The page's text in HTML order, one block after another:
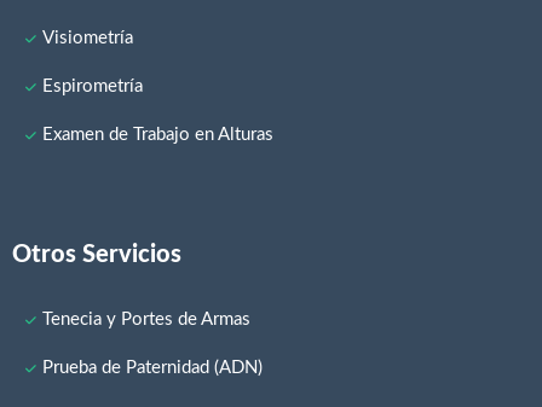
Visiometría
Espirometría
Examen de Trabajo en Alturas
Otros Servicios
Tenecia y Portes de Armas
Prueba de Paternidad (ADN)